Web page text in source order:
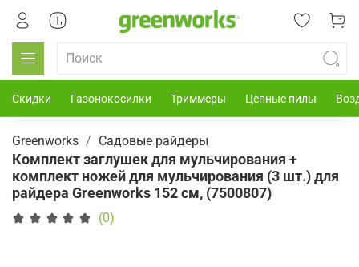
Скидки Газонокосилки Триммеры Цепные пилы
Greenworks Садовые райдеры
Комплект заглушек для мульчирования +
комплект ножей для мульчирования (3 шт.) для
райдера Greenworks 152 см, (7500807)
(0)